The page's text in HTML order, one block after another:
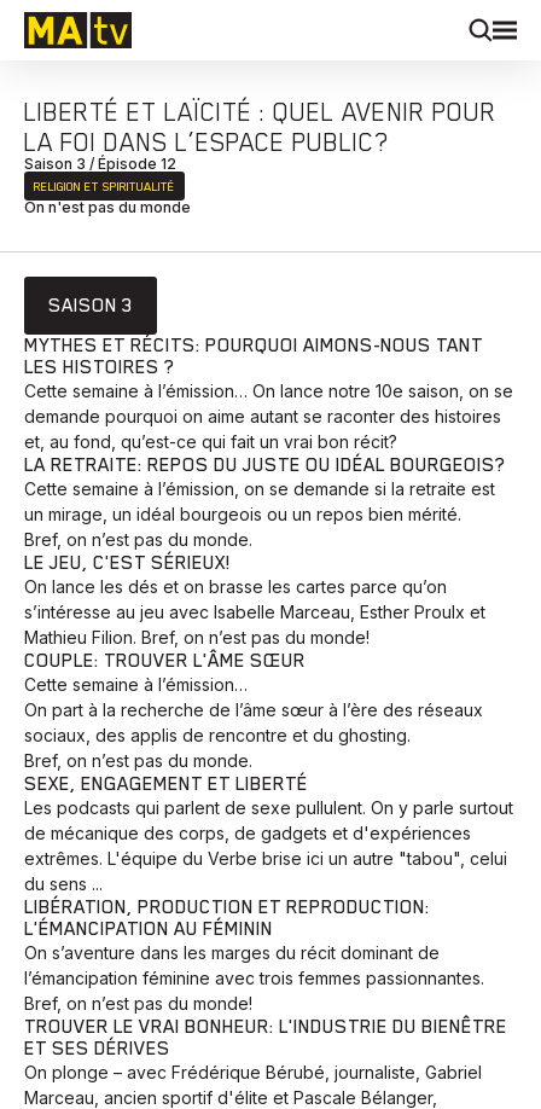
LIBERTÉ ET LAÏCITÉ : QUEL AVENIR POUR
LA FOI DANS L’ESPACE PUBLIC?
Saison 3 / Épisode 12
RELIGION ET SPIRITUALITÉ
On n'est pas du monde
SAISON 3
MYTHES ET RÉCITS: POURQUOI AIMONS-NOUS TANT
LES HISTOIRES ?
Cette semaine à l’émission… On lance notre 10e saison, on se
demande pourquoi on aime autant se raconter des histoires
et, au fond, qu’est-ce qui fait un vrai bon récit?
LA RETRAITE: REPOS DU JUSTE OU IDÉAL BOURGEOIS?
Cette semaine à l’émission, on se demande si la retraite est
un mirage, un idéal bourgeois ou un repos bien mérité.
Bref, on n’est pas du monde.
LE JEU, C'EST SÉRIEUX!
On lance les dés et on brasse les cartes parce qu’on
s’intéresse au jeu avec Isabelle Marceau, Esther Proulx et
Mathieu Filion. Bref, on n’est pas du monde!
COUPLE: TROUVER L'ÂME SŒUR
Cette semaine à l’émission…
On part à la recherche de l’âme sœur à l’ère des réseaux
sociaux, des applis de rencontre et du ghosting.
Bref, on n’est pas du monde.
SEXE, ENGAGEMENT ET LIBERTÉ
Les podcasts qui parlent de sexe pullulent. On y parle surtout
de mécanique des corps, de gadgets et d'expériences
extrêmes. L'équipe du Verbe brise ici un autre "tabou", celui
du sens ...
LIBÉRATION, PRODUCTION ET REPRODUCTION:
L'ÉMANCIPATION AU FÉMININ
On s’aventure dans les marges du récit dominant de
l’émancipation féminine avec trois femmes passionnantes.
Bref, on n’est pas du monde!
TROUVER LE VRAI BONHEUR: L'INDUSTRIE DU BIENÊTRE
ET SES DÉRIVES
On plonge – avec Frédérique Bérubé, journaliste, Gabriel
Marceau, ancien sportif d'élite et Pascale Bélanger,